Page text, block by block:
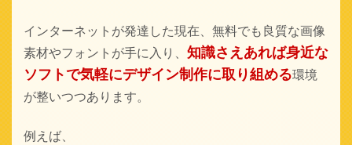
インターネットが発達した現在、 無料でも良質な画像
素材やフォントが手に入り、 知識さえあれば身近な
ソフトで気軽にデザイン制作に取り組める環境
が整いつつあります。
例えば、